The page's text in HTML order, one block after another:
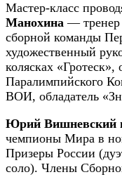
Мастер-класс
Манохина — тренер
сборной команды
художественный
колясках «Гротеск»,
Паралимпийского
ВОИ, обладатель
Юрий Вишневский
чемпионы Мира в
Призеры России
соло). Члены